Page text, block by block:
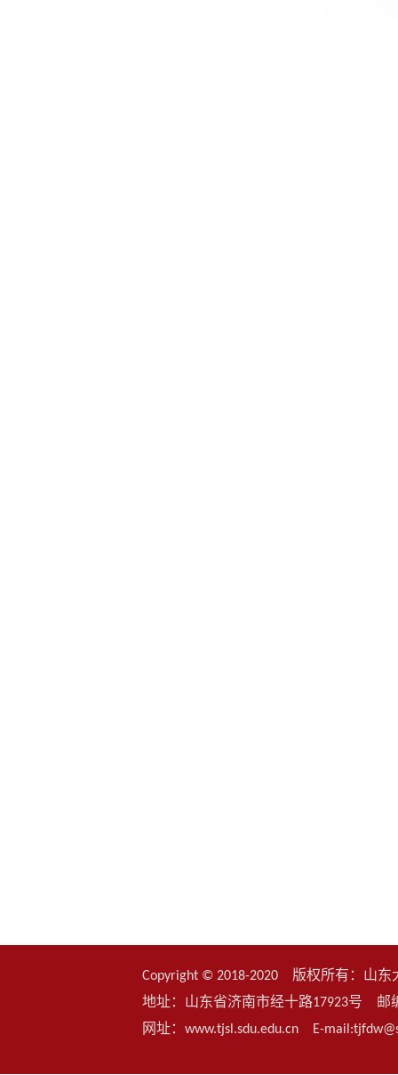
Copyright © 2018-2020 版权所有：山
地址：山东省济南市经十路17923号 邮
网址：www.tjsl.sdu.edu.cn E-